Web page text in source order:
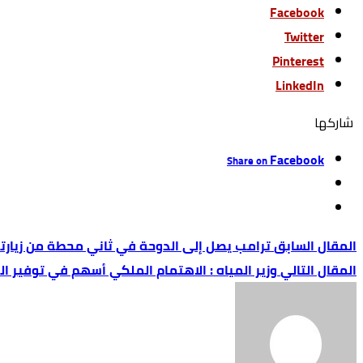
Facebook
Twitter
Pinterest
LinkedIn
‫‫ شاركها‬
Share onFacebook
ترامب يصل إلى الدوحة في ثاني محطة من
وزير المياه : الاهتمام الملكي أسهم في توفير